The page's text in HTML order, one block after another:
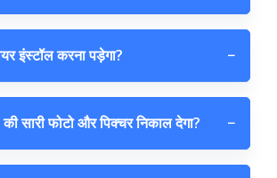
इंस्टॉल करना पड़ेगा? −
सारी फोटो और पिक्चर निकाल देगा? −